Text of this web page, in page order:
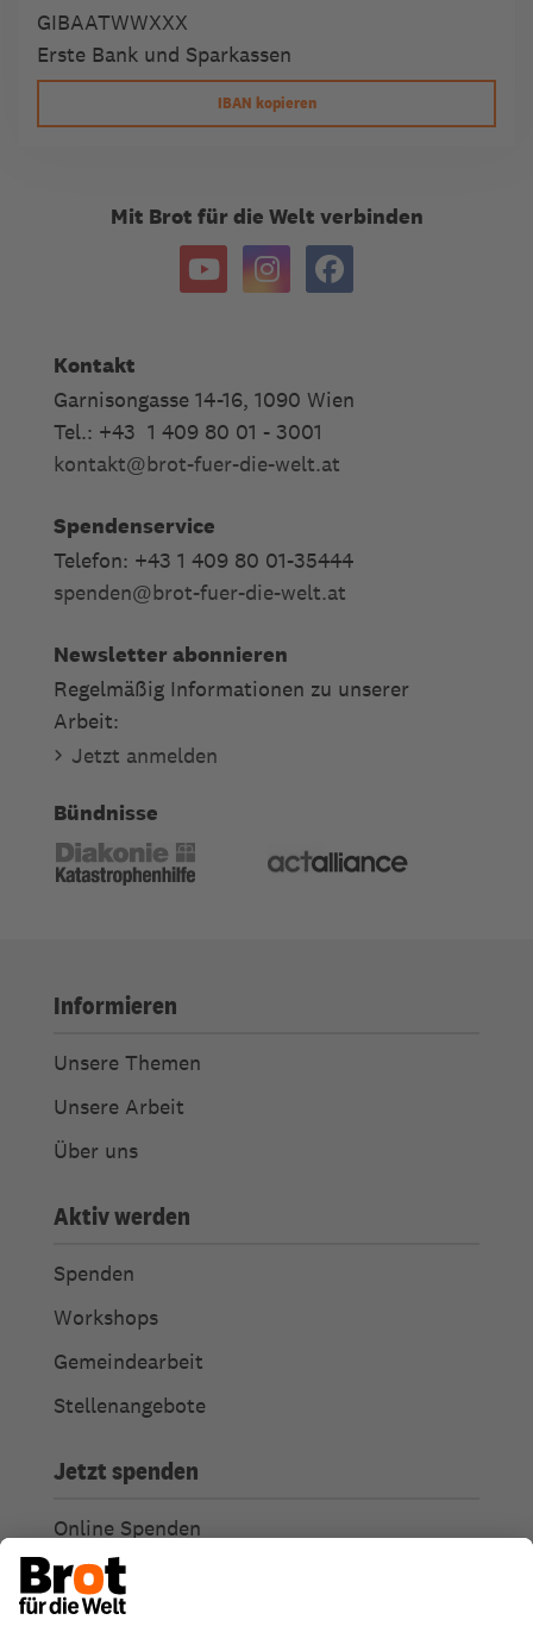
GIBAATWWXXX
Erste Bank und Sparkassen
IBAN kopieren
Mit Brot für die Welt verbinden
Kontakt
Garnisongasse 14-16, 1090 Wien
Tel.: +43 1 409 80 01 - 3001
kontakt@brot-fuer-die-welt.at
Spendenservice
Telefon: +43 1 409 80 01-35444
spenden@brot-fuer-die-welt.at
Newsletter abonnieren
Regelmäßig Informationen zu unserer
Arbeit:
Jetzt anmelden
Bündnisse
Informieren
Unsere Themen
Unsere Arbeit
Über uns
Aktiv werden
Spenden
Workshops
Gemeindearbeit
Stellenangebote
Jetzt spenden
Online Spenden
Weitere Spendenmöglichkeiten
Ich habe Fragen zu meiner Spende